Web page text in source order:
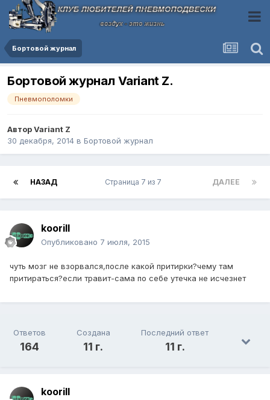
Бортовой журнал
Бортовой журнал Variant Z.
Пневмополомки
АвторVariant Z
30 декабря, 2014 в Бортовой журнал
НАЗАД ДАЛЕЕ
Страница 7 из 7
koorill
Опубликовано 7 июля, 2015
чуть мозг не взорвался,после какой притирки?чему там
притираться?если травит-сама по себе утечка не исчезнет
Ответов
164
Создана
11 г.
Последний ответ
11 г.
koorill